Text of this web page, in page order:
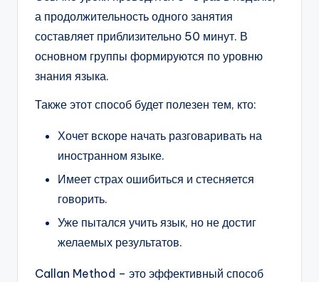
а продолжительность одного занятия
составляет приблизительно 50 минут. В
основном группы формируются по уровню
знания языка.
Также этот способ будет полезен тем, кто:
Хочет вскоре начать разговаривать на
иностранном языке.
Имеет страх ошибиться и стесняется
говорить.
Уже пытался учить язык, но не достиг
желаемых результатов.
Callan Method – это эффективный способ